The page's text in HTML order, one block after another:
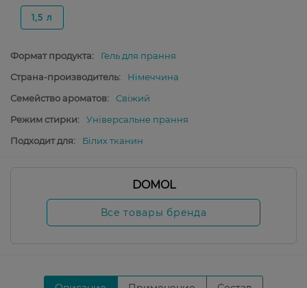
1,5 л
Формат продукта:
Гель для прання
Страна-производитель:
Німеччина
Семейство ароматов:
Свіжий
Режим стирки:
Універсальне прання
Подходит для:
Білих тканин
DOMOL
Все товары бренда